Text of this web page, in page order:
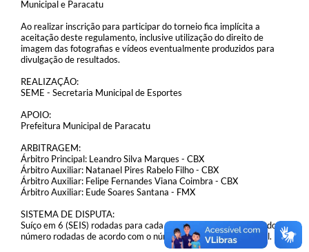
Municipal e Paracatu
Ao realizar inscrição para participar do torneio fica implícita a
aceitação deste regulamento, inclusive utilização do direito de
imagem das fotografias e vídeos eventualmente produzidos para
divulgação de resultados.
REALIZAÇÃO:
SEME - Secretaria Municipal de Esportes
APOIO:
Prefeitura Municipal de Paracatu
ARBITRAGEM:
Árbitro Principal: Leandro Silva Marques - CBX
Árbitro Auxiliar: Natanael Pires Rabelo Filho - CBX
Árbitro Auxiliar: Felipe Fernandes Viana Coimbra - CBX
Árbitro Auxiliar: Eude Soares Santana - FMX
SISTEMA DE DISPUTA:
Suíço em 6 (SEIS) rodadas para cada etapa. Podendo ser alterado o
número rodadas de acordo com o número de participantes total.